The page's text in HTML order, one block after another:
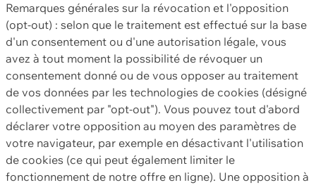
Remarques générales sur la révocation et l'opposition
(opt-out) : selon que le traitement est effectué sur la base
d'un consentement ou d'une autorisation légale, vous
avez à tout moment la possibilité de révoquer un
consentement donné ou de vous opposer au traitement
de vos données par les technologies de cookies (désigné
collectivement par "opt-out"). Vous pouvez tout d'abord
déclarer votre opposition au moyen des paramètres de
votre navigateur, par exemple en désactivant l'utilisation
de cookies (ce qui peut également limiter le
fonctionnement de notre offre en ligne). Une opposition à